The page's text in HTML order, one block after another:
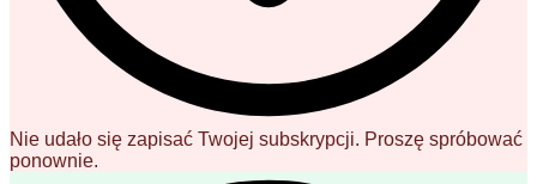
Nie udało się zapisać Twojej subskrypcji. Proszę spróbować
ponownie.